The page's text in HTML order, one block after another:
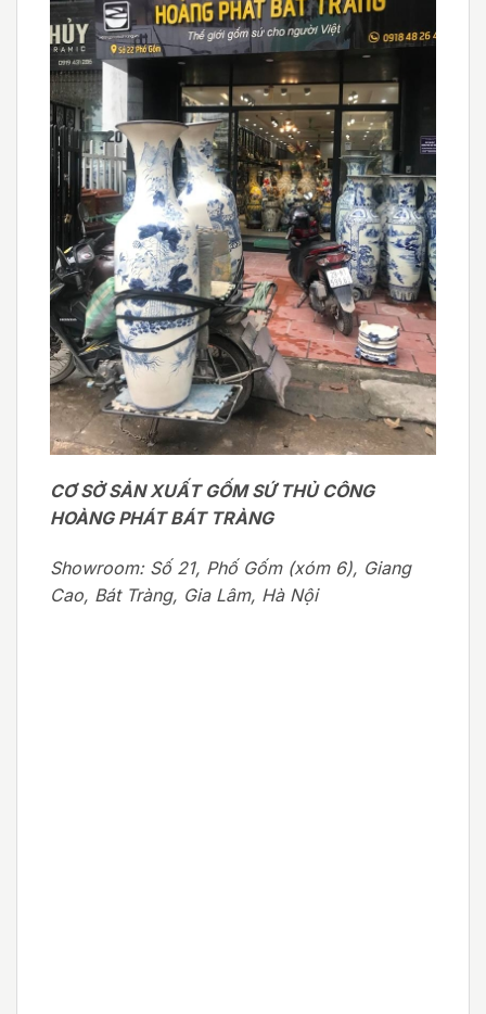
CƠ SỞ SẢN XUẤT GỐM SỨ THỦ CÔNG
HOÀNG PHÁT BÁT TRÀNG
Showroom: Số 21, Phố Gốm (xóm 6), Giang
Cao, Bát Tràng, Gia Lâm, Hà Nội